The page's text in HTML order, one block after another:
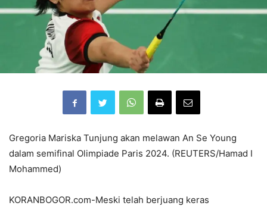
Gregoria Mariska Tunjung akan melawan An Se Young
dalam semifinal Olimpiade Paris 2024. (REUTERS/Hamad I
Mohammed)
KORANBOGOR.com-Meski telah berjuang keras